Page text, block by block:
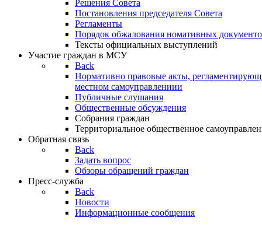
Решения Совета
Постановления председателя Совета
Регламенты
Порядок обжалования номативных
Тексты официальных выступлений
Участие граждан в МСУ
Back
Нормативно правовые акты,
местном самоуправлениии
Публичные слушания
Общественные обсуждения
Собрания граждан
Территориальное общественное
Обратная связь
Back
Задать вопрос
Обзоры обращений граждан
Пресс-служба
Back
Новости
Информационные сообщения